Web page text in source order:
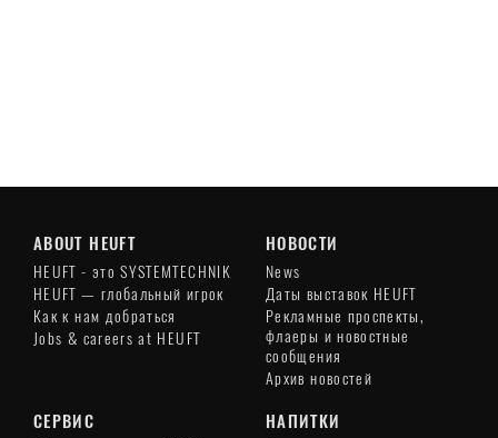
ABOUT HEUFT
HEUFT - это SYSTEMTECHNIK
HEUFT — глобальный игрок
Как к нам добраться
Jobs & careers at HEUFT
НОВОСТИ
News
Даты выставок HEUFT
Рекламные проспекты,
флаеры и новостные
сообщения
Архив новостей
СЕРВИС НАПИТКИ